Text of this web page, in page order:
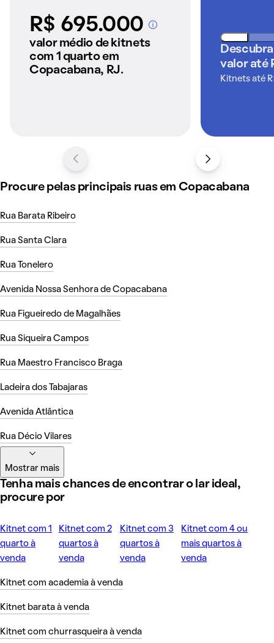
R$ 695.000A partir dos imóveis
anunciados pelo
valor médio de kitnets
com 1 quarto em
Copacabana, RJ.
valor até
Kitnets até
Procure pelas principais ruas em Copacabana
Rua Barata Ribeiro
Rua Santa Clara
Rua Tonelero
Avenida Nossa Senhora de Copacabana
Rua Figueiredo de Magalhães
Rua Siqueira Campos
Rua Maestro Francisco Braga
Ladeira dos Tabajaras
Avenida Atlântica
Rua Décio Vilares
Mostrar mais
Tenha mais chances de encontrar o lar ideal,
procure por
Kitnet com 1
quarto à
venda
Kitnet com 2
quartos à
venda
Kitnet com 3
quartos à
venda
Kitnet com 4 ou
mais quartos à
venda
Kitnet com academia à venda
Kitnet barata à venda
Kitnet com churrasqueira à venda